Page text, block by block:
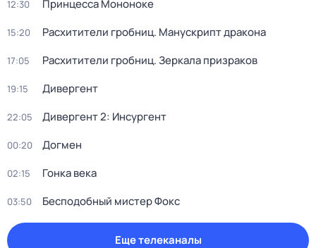
12:30 Принцесса Мононоке
15:20 Расхитители гробниц. Манускрипт дракона
17:05 Расхитители гробниц. Зеркала призраков
19:15 Дивергент
22:05 Дивергент 2: Инсургент
00:20 Догмен
02:15 Гонка века
03:50 Бесподобный мистер Фокс
Еще телеканалы